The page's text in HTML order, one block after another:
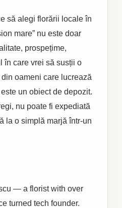
să alegi florării locale în
mare” nu este doar
prospețime,
în care vrei să susții o
oameni care lucrează
un obiect de depozit.
nu poate fi expediată
la o simplă marjă într-un
— a florist with over
turned tech founder.